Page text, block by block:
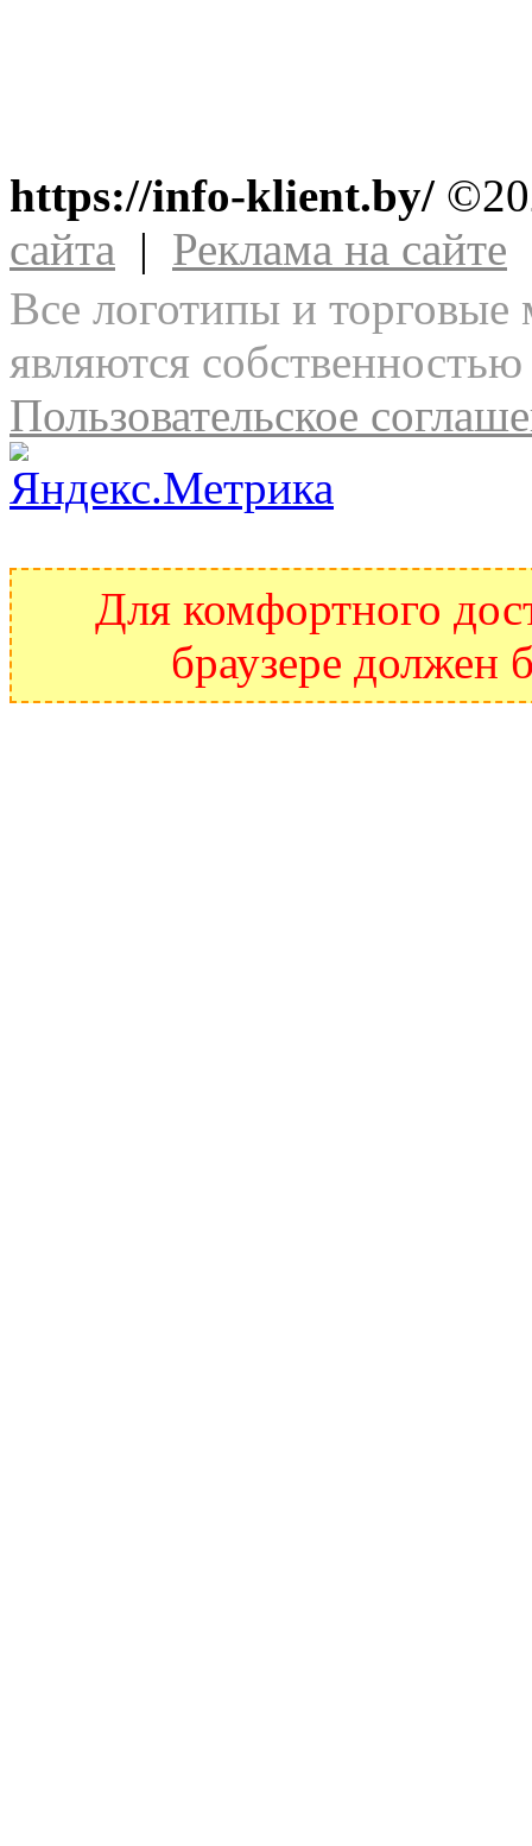
https://info-klient.by/
сайта | Реклама на сайте
Все логотипы и торговые
являются
Пользовательское
Для комфортного
браузере должен